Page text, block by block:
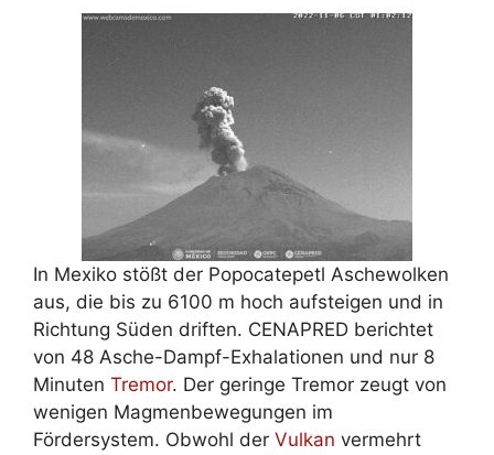
In Mexiko stößt der Popocatepetl Aschewolken
aus, die bis zu 6100 m hoch aufsteigen und in
Richtung Süden driften. CENAPRED berichtet
von 48 Asche-Dampf-Exhalationen und nur 8
Minuten Tremor. Der geringe Tremor zeugt von
wenigen Magmenbewegungen im
Fördersystem. Obwohl der Vulkan vermehrt